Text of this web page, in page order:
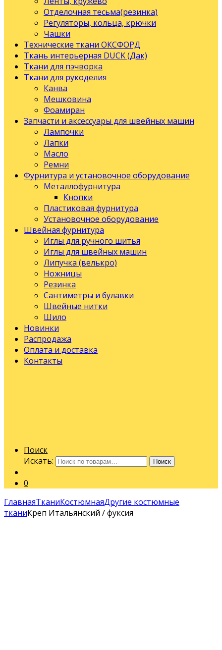
Отделочная тесьма(резинка)
Регуляторы, кольца, крючки
Чашки
Технические ткани ОКСФОРД
Ткань интерьерная DUCK (Дак)
Ткани для пэчворка
Ткани для рукоделия
Канва
Мешковина
Фоамиран
Запчасти и аксессуары для швейных машин
Лампочки
Лапки
Масло
Ремни
Фурнитура и установочное оборудование
Металлофурнитура
Кнопки
Пластиковая фурнитура
Установочное оборудование
Швейная фурнитура
Иглы для ручного шитья
Иглы для швейных машин
Липучка (велькро)
Ножницы
Резинка
Сантиметры и булавки
Швейные нитки
Шило
Новинки
Распродажа
Оплата и доставка
Контакты
Поиск
Искать:
Поиск
0
ГлавнаяТканиКостюмнаяДругие костюмные
тканиКреп Итальянский / фуксия